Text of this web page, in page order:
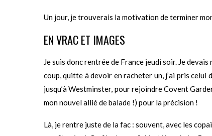
Un jour, je trouverais la motivation de terminer
EN VRAC ET IMAGES
Je suis donc rentrée de France jeudi soir. Je
coup, quitte à devoir en racheter un, j’ai pris celui
jusqu’à Westminster, pour rejoindre Covent
mon nouvel allié de balade !) pour la précision !
Là, je rentre juste de la fac : souvent, avec les